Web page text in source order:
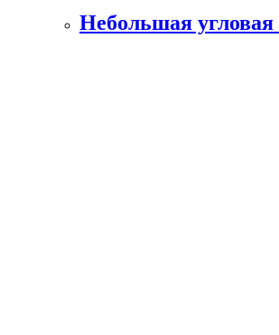
Небольшая